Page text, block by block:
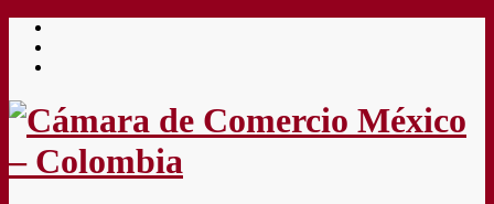
Saltar
contenido